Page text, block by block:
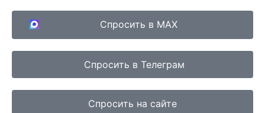
Спросить в MAX
Спросить в Телеграм
Спросить на сайте